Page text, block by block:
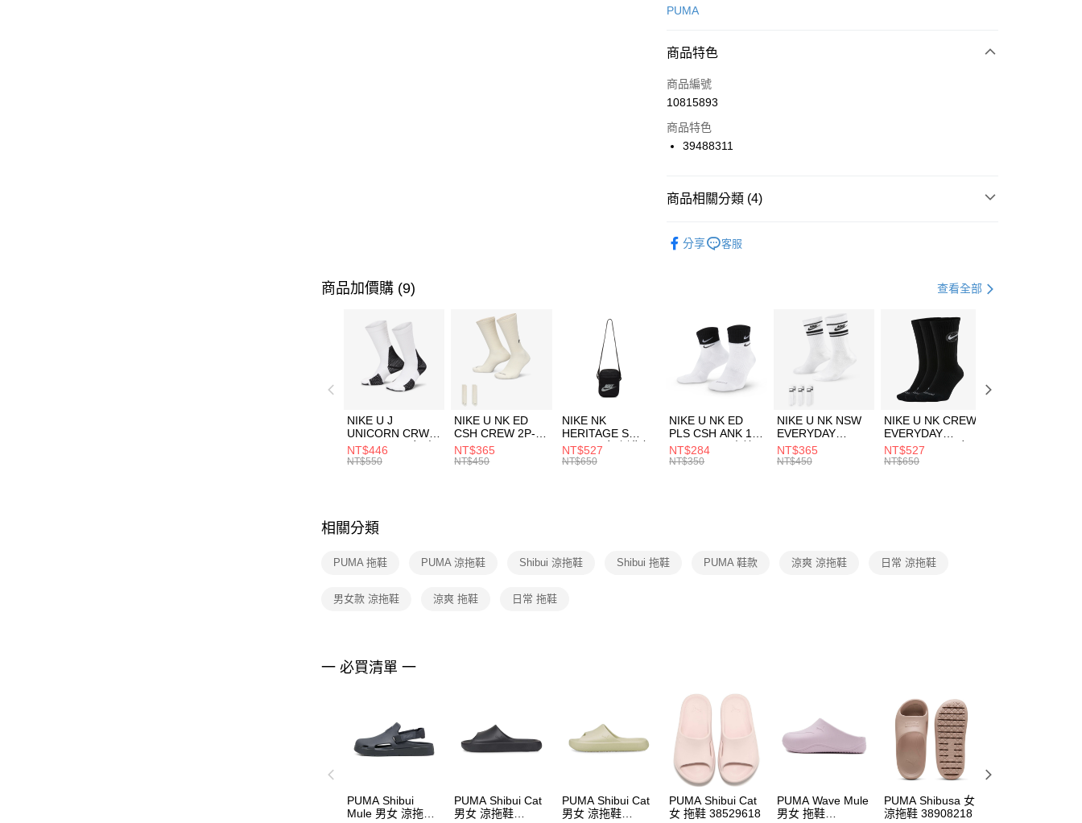
信用卡一次付款
合作金庫商業銀行
華南商業銀行
上海商業儲蓄銀行
國泰世華商業銀行
聯邦商業銀行
台新國際商業銀行
LINE Pay
Apple Pay
【關於「AFTEE先享後付」】
３．安心：先確認商品／服務後，再付款。
【「AFTEE先享後付」結帳流程】
１．於結帳方式選擇「AFTEE先享後付」後，將跳轉至「AFTEE先享後
付」結帳頁面，進行簡訊認證並確認金額後，即可完成結帳。
２．訂單成立數日內，您將收到繳費通知簡訊。
３．收到繳費通知簡訊後14天內，點擊此簡訊中的連結，可透過四大超商
／ATM／網路銀行／等多元方式進行付款，方視為交易完成。
※ 請注意：結帳手續完成當下不需立刻繳費，但若您需要取消訂單，請聯
絡購買商品的店家。未經商家同意取消之訂單仍視為有效，需透過AFTEE
先享後付繳納相關費用。
１．透過由恩沛科技股份有限公司提供之「AFTEE先享後付」服務完成之
交易，需依本服務之必要範圍內提供個人資料，並將交易相關給付款項請
結果請求用戶進行身份認證。
５．嚴禁一人註冊多個帳號或使用他人資訊註冊。若發現惡意使用之情
形，恩沛科技股份有限公司將有權停止該用戶之使用額度並採取法律行
動。
每筆NT$100，滿NT$1,500(含以上)免運費
每筆NT$100，滿NT$1,500(含以上)免運費
PUMA
商品特色
商品編號
10815893
商品特色
39488311
商品相關分類 (4)
分享 客服
商品加價購 (9) 查看全部
NIKE U J
UNICORN CRW
1PR -160 男女 中
統襪 FZ3393100
NT$446
NT$550
NIKE U NK ED
CSH CREW 2P-
144 EMBRDY 男
女 短統襪
NT$365
NT$450
NIKE NK
HERITAGE S
SMIT 男女 側背包
BA5871010
NT$527
NT$650
NIKE U NK ED
PLS CSH ANK 1P
144 DBL 男 中統
襪 DH4058104
NT$284
NT$350
NIKE U NK NSW
EVERYDAY
ESSENTIAL CR
男女 短統襪
NT$365
NT$450
NIKE U NK CREW
EVERYDAY
BBALL 3PR 男女
長統襪
NT$527
NT$650
相關分類
PUMA 拖鞋 PUMA 涼拖鞋 Shibui 涼拖鞋 Shibui 拖鞋 PUMA 鞋款 涼爽 涼拖鞋 日常 涼拖鞋
男女款 涼拖鞋 涼爽 拖鞋 日常 拖鞋
一 必買清單 一
PUMA Shibui
Mule 男女 涼拖鞋
PUMA Shibui Cat
男女 涼拖鞋
PUMA Shibui Cat
男女 涼拖鞋
PUMA Shibui Cat
女 拖鞋 38529618
PUMA Wave Mule
男女 拖鞋
PUMA Shibusa 女
涼拖鞋 38908218